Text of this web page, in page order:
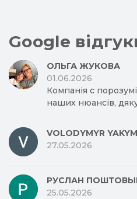
Google
ОЛЬГА ЖУКОВА
01.06.2026
Компанія с
наших нюансів,
VOLODYMYR
27.05.2026
РУСЛАН
25.05.2026